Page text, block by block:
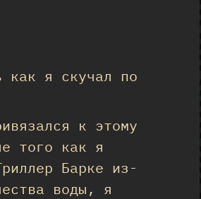
как я скучал по
к этому
того как я
Барке из-
воды, я